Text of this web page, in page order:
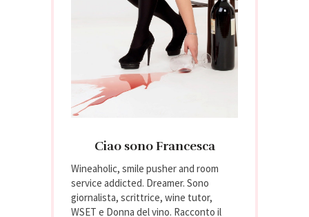
Ciao sono Francesca
Wineaholic, smile pusher and room
service addicted. Dreamer. Sono
giornalista, scrittrice, wine tutor,
WSET e Donna del vino. Racconto il